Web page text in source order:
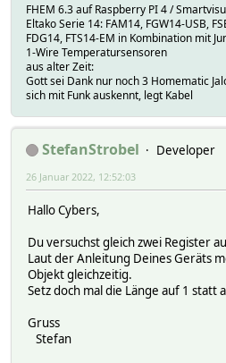
2022.01.25 22:31:52 5:
2022.01.25 22:31:52 4:
FHEM 6.3 auf Raspberry PI 4 / Smartvisu
Eltako Serie 14: FAM14, FGW14-USB,
FDG14, FTS14-EM in Kombination mit
1-Wire Temperatursensoren
aus alter Zeit:
Gott sei Dank nur noch 3 Homematic
sich mit Funk auskennt, legt Kabel
StefanStrobel
Developer
26 Januar 2022, 12:52:03
Hallo Cybers,
Du versuchst gleich zwei Register
Laut der Anleitung Deines Geräts
Objekt gleichzeitig.
Setz doch mal die Länge auf 1 statt
Gruss
Stefan